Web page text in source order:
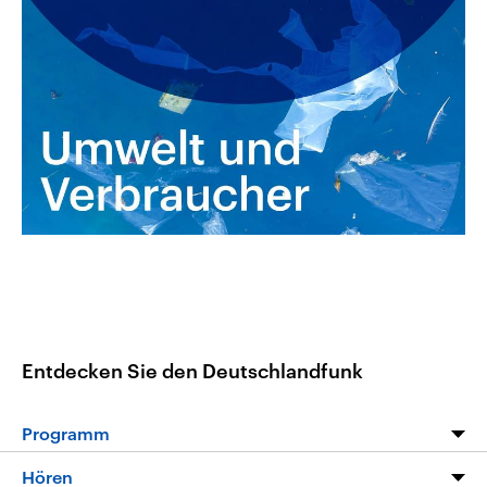
aktuelle Weltgeschehen.
Diese wird wie die
Libanon vom Iran
Sendungen Programm Podcasts
Entdecken Sie den Deutschlandfunk
Programm
Programm
Hören